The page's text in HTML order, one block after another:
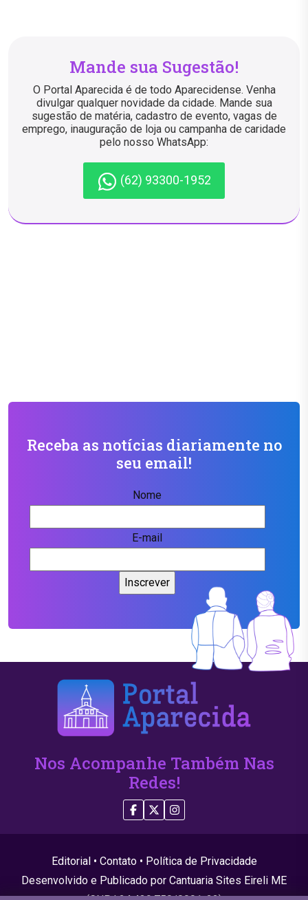
Mande sua Sugestão!
O Portal Aparecida é de todo Aparecidense. Venha
divulgar qualquer novidade da cidade. Mande sua
sugestão de matéria, cadastro de evento, vagas de
emprego, inauguração de loja ou campanha de caridade
pelo nosso WhatsApp:
(62) 93300-1952
Receba as notícias diariamente no
seu email!
Nome
E-mail
Nos Acompanhe Também Nas
Redes!
Editorial • Contato• Política de Privacidade
Desenvolvido e Publicado por Cantuaria Sites Eireli ME